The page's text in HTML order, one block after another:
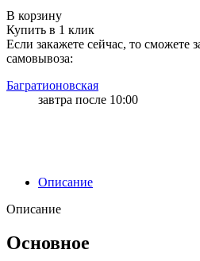
В корзину
Купить в 1 клик
Если закажете сейчас, то сможете
самовывоза:
Багратионовская
завтра после 10:00
Описание
Описание
Основное